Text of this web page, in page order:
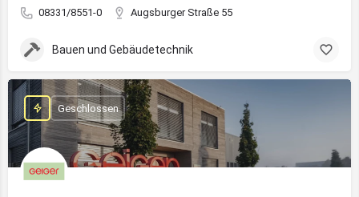
08331/8551-0 Augsburger Straße 55
Bauen und Gebäudetechnik
Geschlossen